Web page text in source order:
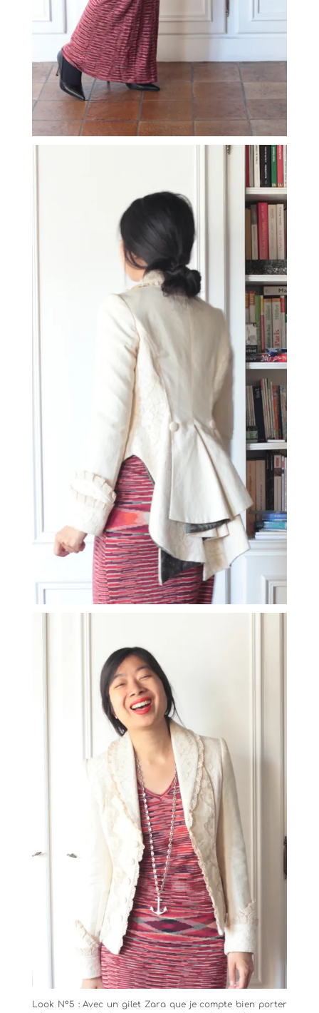
Look N°5 : Avec un gilet Zara que je compte bien porter